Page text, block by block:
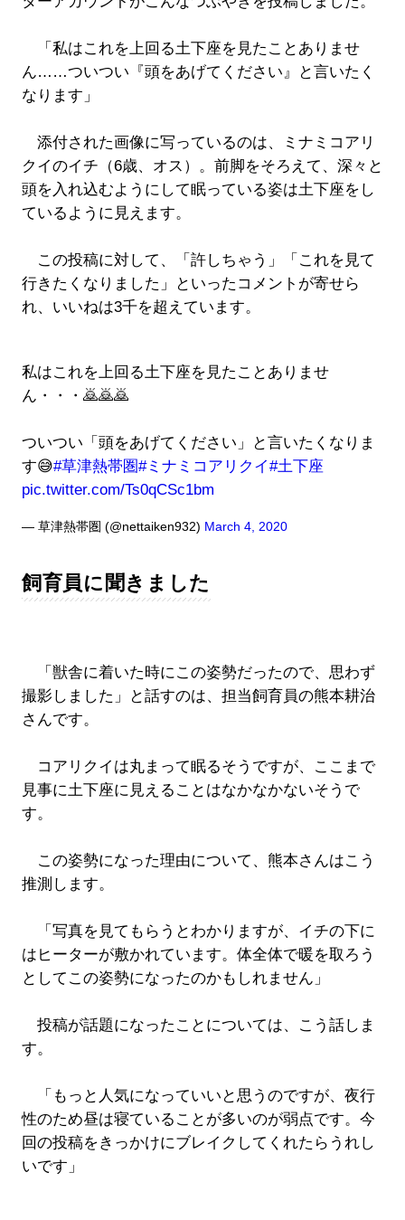
「私はこれを上回る土下座を見たことありませ
ん……ついつい『頭をあげてください』と言いたく
なります」
添付された画像に写っているのは、ミナミコアリ
クイのイチ（6歳、オス）。前脚をそろえて、深々と
頭を入れ込むようにして眠っている姿は土下座をし
ているように見えます。
この投稿に対して、「許しちゃう」「これを見て
行きたくなりました」といったコメントが寄せら
れ、いいねは3千を超えています。
私はこれを上回る土下座を見たことありませ
ん・・・🙇🙇🙇
ついつい「頭をあげてください」と言いたくなりま
す😅#草津熱帯圏#ミナミコアリクイ#土下座
pic.twitter.com/Ts0qCSc1bm
— 草津熱帯圏 (@nettaiken932) March 4, 2020
飼育員に聞きました
「獣舎に着いた時にこの姿勢だったので、思わず
撮影しました」と話すのは、担当飼育員の熊本耕治
さんです。
コアリクイは丸まって眠るそうですが、ここまで
見事に土下座に見えることはなかなかないそうで
す。
この姿勢になった理由について、熊本さんはこう
推測します。
「写真を見てもらうとわかりますが、イチの下に
はヒーターが敷かれています。体全体で暖を取ろう
としてこの姿勢になったのかもしれません」
投稿が話題になったことについては、こう話しま
す。
「もっと人気になっていいと思うのですが、夜行
性のため昼は寝ていることが多いのが弱点です。今
回の投稿をきっかけにブレイクしてくれたらうれし
いです」